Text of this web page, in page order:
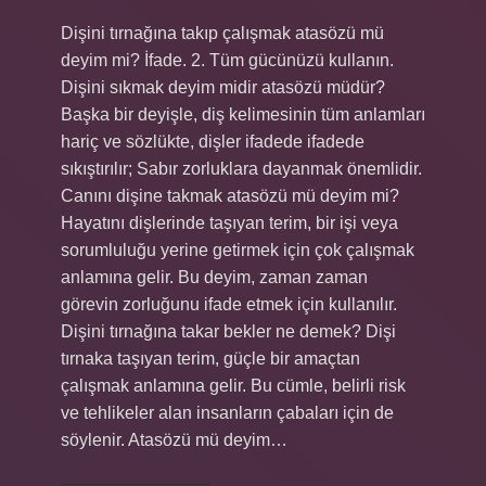
Dişini tırnağına takıp çalışmak atasözü mü
deyim mi? İfade. 2. Tüm gücünüzü kullanın.
Dişini sıkmak deyim midir atasözü müdür?
Başka bir deyişle, diş kelimesinin tüm anlamları
hariç ve sözlükte, dişler ifadede ifadede
sıkıştırılır; Sabır zorluklara dayanmak önemlidir.
Canını dişine takmak atasözü mü deyim mi?
Hayatını dişlerinde taşıyan terim, bir işi veya
sorumluluğu yerine getirmek için çok çalışmak
anlamına gelir. Bu deyim, zaman zaman
görevin zorluğunu ifade etmek için kullanılır.
Dişini tırnağına takar bekler ne demek? Dişi
tırnaka taşıyan terim, güçle bir amaçtan
çalışmak anlamına gelir. Bu cümle, belirli risk
ve tehlikeler alan insanların çabaları için de
söylenir. Atasözü mü deyim…